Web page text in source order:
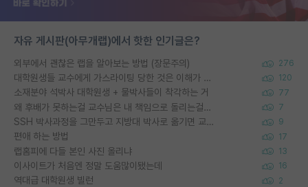
자유 게시판(아무개랩)에서 핫한 인기글은?
외부에서 괜찮은 랩을 알아보는 방법 (장문주의) 276
대학원생들 교수에게 가스라이팅 당한 것은 이해가 갑니다. 안타깝네요. 120
소재분야 석박사 대학원생 + 물박사들이 착각하는 거 77
왜 후배가 못하는걸 교수님은 내 책임으로 돌리는걸까요? 7
SSH 박사과정을 그만두고 지방대 박사로 옮기면 교수의 꿈은 끝일까요? 9
편애 하는 방법 17
랩홈피에 다들 본인 사진 올리냐 13
이사이트가 처음엔 정말 도움많이됐는데 16
역대급 대학원생 빌런 2